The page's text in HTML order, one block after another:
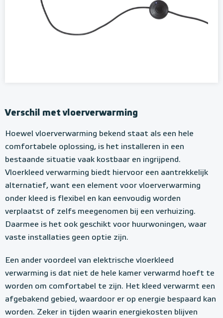
Verschil met vloerverwarming
Hoewel vloerverwarming bekend staat als een hele
comfortabele oplossing, is het installeren in een
bestaande situatie vaak kostbaar en ingrijpend.
Vloerkleed verwarming biedt hiervoor een aantrekkelijk
alternatief, want een element voor vloerverwarming
onder kleed is flexibel en kan eenvoudig worden
verplaatst of zelfs meegenomen bij een verhuizing.
Daarmee is het ook geschikt voor huurwoningen, waar
vaste installaties geen optie zijn.
Een ander voordeel van elektrische vloerkleed
verwarming is dat niet de hele kamer verwarmd hoeft te
worden om comfortabel te zijn. Het kleed verwarmt een
afgebakend gebied, waardoor er op energie bespaard kan
worden. Zeker in tijden waarin energiekosten blijven